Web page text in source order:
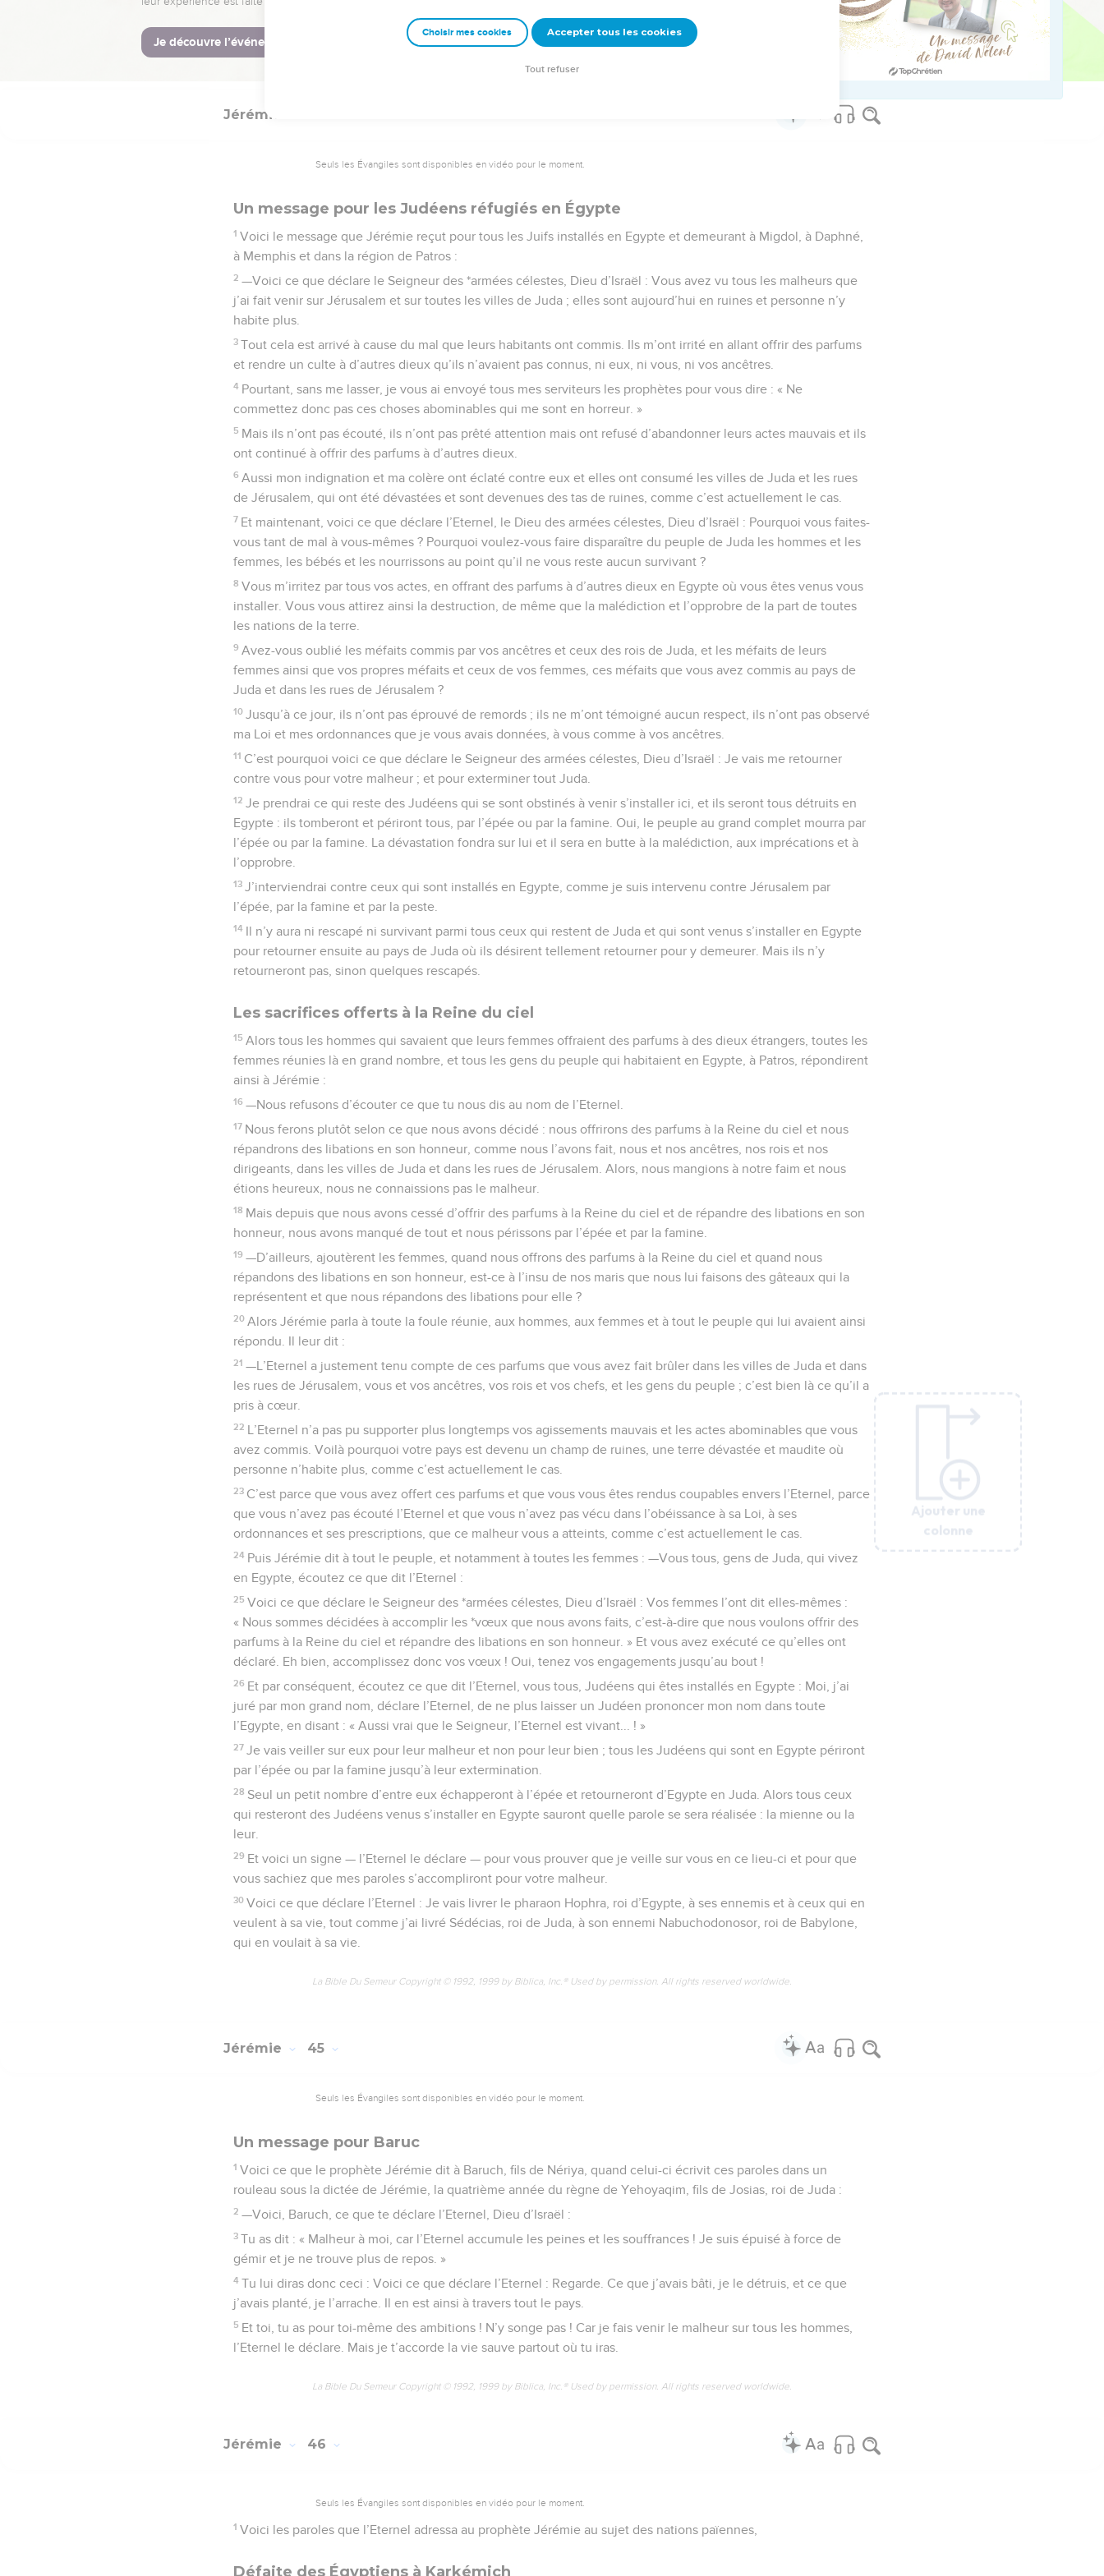
Egyptiens.
La Bible Du Semeur Copyright © 1992, 1999 by Biblica, Inc.® Used by permission. All rights reserved worldwide.
Ajouter une
colonne
Jérémie
Seuls les Évangiles sont disponibles en vidéo pour le moment.
Un message pour les Judéens réfugiés en Égypte
1 Voici le message que Jérémie reçut pour tous les Juifs installés en Egypte et demeurant à Migdol, à Daphné,
à Memphis et dans la région de Patros :
2 —Voici ce que déclare le Seigneur des *armées célestes, Dieu d’Israël : Vous avez vu tous les malheurs que
j’ai fait venir sur Jérusalem et sur toutes les villes de Juda ; elles sont aujourd’hui en ruines et personne n’y
habite plus.
3 Tout cela est arrivé à cause du mal que leurs habitants ont commis. Ils m’ont irrité en allant offrir des parfums
et rendre un culte à d’autres dieux qu’ils n’avaient pas connus, ni eux, ni vous, ni vos ancêtres.
4 Pourtant, sans me lasser, je vous ai envoyé tous mes serviteurs les prophètes pour vous dire : « Ne
commettez donc pas ces choses abominables qui me sont en horreur. »
5 Mais ils n’ont pas écouté, ils n’ont pas prêté attention mais ont refusé d’abandonner leurs actes mauvais et ils
ont continué à offrir des parfums à d’autres dieux.
6 Aussi mon indignation et ma colère ont éclaté contre eux et elles ont consumé les villes de Juda et les rues
de Jérusalem, qui ont été dévastées et sont devenues des tas de ruines, comme c’est actuellement le cas.
7 Et maintenant, voici ce que déclare l’Eternel, le Dieu des armées célestes, Dieu d’Israël : Pourquoi vous faites-
vous tant de mal à vous-mêmes ? Pourquoi voulez-vous faire disparaître du peuple de Juda les hommes et les
femmes, les bébés et les nourrissons au point qu’il ne vous reste aucun survivant ?
8 Vous m’irritez par tous vos actes, en offrant des parfums à d’autres dieux en Egypte où vous êtes venus vous
installer. Vous vous attirez ainsi la destruction, de même que la malédiction et l’opprobre de la part de toutes
les nations de la terre.
9 Avez-vous oublié les méfaits commis par vos ancêtres et ceux des rois de Juda, et les méfaits de leurs
femmes ainsi que vos propres méfaits et ceux de vos femmes, ces méfaits que vous avez commis au pays de
Juda et dans les rues de Jérusalem ?
10 Jusqu’à ce jour, ils n’ont pas éprouvé de remords ; ils ne m’ont témoigné aucun respect, ils n’ont pas observé
ma Loi et mes ordonnances que je vous avais données, à vous comme à vos ancêtres.
11 C’est pourquoi voici ce que déclare le Seigneur des armées célestes, Dieu d’Israël : Je vais me retourner
contre vous pour votre malheur ; et pour exterminer tout Juda.
12 Je prendrai ce qui reste des Judéens qui se sont obstinés à venir s’installer ici, et ils seront tous détruits en
Egypte : ils tomberont et périront tous, par l’épée ou par la famine. Oui, le peuple au grand complet mourra par
l’épée ou par la famine. La dévastation fondra sur lui et il sera en butte à la malédiction, aux imprécations et à
l’opprobre.
13 J’interviendrai contre ceux qui sont installés en Egypte, comme je suis intervenu contre Jérusalem par
l’épée, par la famine et par la peste.
14 Il n’y aura ni rescapé ni survivant parmi tous ceux qui restent de Juda et qui sont venus s’installer en Egypte
pour retourner ensuite au pays de Juda où ils désirent tellement retourner pour y demeurer. Mais ils n’y
retourneront pas, sinon quelques rescapés.
Les sacrifices offerts à la Reine du ciel
15 Alors tous les hommes qui savaient que leurs femmes offraient des parfums à des dieux étrangers, toutes les
femmes réunies là en grand nombre, et tous les gens du peuple qui habitaient en Egypte, à Patros, répondirent
ainsi à Jérémie :
16 —Nous refusons d’écouter ce que tu nous dis au nom de l’Eternel.
17 Nous ferons plutôt selon ce que nous avons décidé : nous offrirons des parfums à la Reine du ciel et nous
répandrons des libations en son honneur, comme nous l’avons fait, nous et nos ancêtres, nos rois et nos
dirigeants, dans les villes de Juda et dans les rues de Jérusalem. Alors, nous mangions à notre faim et nous
étions heureux, nous ne connaissions pas le malheur.
18 Mais depuis que nous avons cessé d’offrir des parfums à la Reine du ciel et de répandre des libations en son
honneur, nous avons manqué de tout et nous périssons par l’épée et par la famine.
19 —D’ailleurs, ajoutèrent les femmes, quand nous offrons des parfums à la Reine du ciel et quand nous
répandons des libations en son honneur, est-ce à l’insu de nos maris que nous lui faisons des gâteaux qui la
représentent et que nous répandons des libations pour elle ?
20 Alors Jérémie parla à toute la foule réunie, aux hommes, aux femmes et à tout le peuple qui lui avaient ainsi
répondu. Il leur dit :
21 —L’Eternel a justement tenu compte de ces parfums que vous avez fait brûler dans les villes de Juda et dans
les rues de Jérusalem, vous et vos ancêtres, vos rois et vos chefs, et les gens du peuple ; c’est bien là ce qu’il a
pris à cœur.
22 L’Eternel n’a pas pu supporter plus longtemps vos agissements mauvais et les actes abominables que vous
avez commis. Voilà pourquoi votre pays est devenu un champ de ruines, une terre dévastée et maudite où
personne n’habite plus, comme c’est actuellement le cas.
23 C’est parce que vous avez offert ces parfums et que vous vous êtes rendus coupables envers l’Eternel, parce
que vous n’avez pas écouté l’Eternel et que vous n’avez pas vécu dans l’obéissance à sa Loi, à ses
ordonnances et ses prescriptions, que ce malheur vous a atteints, comme c’est actuellement le cas.
24 Puis Jérémie dit à tout le peuple, et notamment à toutes les femmes : —Vous tous, gens de Juda, qui vivez
en Egypte, écoutez ce que dit l’Eternel :
25 Voici ce que déclare le Seigneur des *armées célestes, Dieu d’Israël : Vos femmes l’ont dit elles-mêmes :
« Nous sommes décidées à accomplir les *vœux que nous avons faits, c’est-à-dire que nous voulons offrir des
parfums à la Reine du ciel et répandre des libations en son honneur. » Et vous avez exécuté ce qu’elles ont
déclaré. Eh bien, accomplissez donc vos vœux ! Oui, tenez vos engagements jusqu’au bout !
26 Et par conséquent, écoutez ce que dit l’Eternel, vous tous, Judéens qui êtes installés en Egypte : Moi, j’ai
juré par mon grand nom, déclare l’Eternel, de ne plus laisser un Judéen prononcer mon nom dans toute
l’Egypte, en disant : « Aussi vrai que le Seigneur, l’Eternel est vivant... ! »
27 Je vais veiller sur eux pour leur malheur et non pour leur bien ; tous les Judéens qui sont en Egypte périront
par l’épée ou par la famine jusqu’à leur extermination.
28 Seul un petit nombre d’entre eux échapperont à l’épée et retourneront d’Egypte en Juda. Alors tous ceux
qui resteront des Judéens venus s’installer en Egypte sauront quelle parole se sera réalisée : la mienne ou la
leur.
29 Et voici un signe — l’Eternel le déclare — pour vous prouver que je veille sur vous en ce lieu-ci et pour que
vous sachiez que mes paroles s’accompliront pour votre malheur.
30 Voici ce que déclare l’Eternel : Je vais livrer le pharaon Hophra, roi d’Egypte, à ses ennemis et à ceux qui en
veulent à sa vie, tout comme j’ai livré Sédécias, roi de Juda, à son ennemi Nabuchodonosor, roi de Babylone,
qui en voulait à sa vie.
La Bible Du Semeur Copyright © 1992, 1999 by Biblica, Inc.® Used by permission. All rights reserved worldwide.
Ajouter une
colonne
Jérémie 45
Seuls les Évangiles sont disponibles en vidéo pour le moment.
Un message pour Baruc
1 Voici ce que le prophète Jérémie dit à Baruch, fils de Nériya, quand celui-ci écrivit ces paroles dans un
rouleau sous la dictée de Jérémie, la quatrième année du règne de Yehoyaqim, fils de Josias, roi de Juda :
2 —Voici, Baruch, ce que te déclare l’Eternel, Dieu d’Israël :
3 Tu as dit : « Malheur à moi, car l’Eternel accumule les peines et les souffrances ! Je suis épuisé à force de
gémir et je ne trouve plus de repos. »
4 Tu lui diras donc ceci : Voici ce que déclare l’Eternel : Regarde. Ce que j’avais bâti, je le détruis, et ce que
j’avais planté, je l’arrache. Il en est ainsi à travers tout le pays.
5 Et toi, tu as pour toi-même des ambitions ! N’y songe pas ! Car je fais venir le malheur sur tous les hommes,
l’Eternel le déclare. Mais je t’accorde la vie sauve partout où tu iras.
La Bible Du Semeur Copyright © 1992, 1999 by Biblica, Inc.® Used by permission. All rights reserved worldwide.
Ajouter une
colonne
Jérémie 46
Seuls les Évangiles sont disponibles en vidéo pour le moment.
1 Voici les paroles que l’Eternel adressa au prophète Jérémie au sujet des nations païennes,
Défaite des Égyptiens à Karkémich
Ajouter une
colonne
Ajouter une
colonne
Ajouter une
colonne
Ajouter une
colonne
Choisir mes cookies Accepter tous les cookies
Tout refuser